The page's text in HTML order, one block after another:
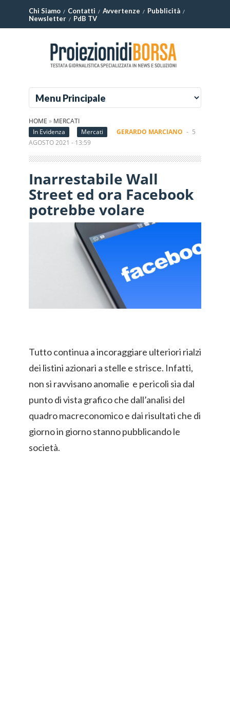
Chi Siamo Contatti Avvertenze
Pubblicità
Newsletter
PdB TV
HOME » MERCATI
In Evidenza
Mercati GERARDO MARCIANO - 5
AGOSTO 2021 - 13:59
Inarrestabile Wall
Street ed ora Facebook
potrebbe volare
Tutto continua a incoraggiare ulteriori rialzi
dei listini azionari a stelle e strisce. Infatti,
non si ravvisano anomalie e pericoli sia dal
punto di vista grafico che dall’analisi del
quadro macreconomico e dai risultati che di
giorno in giorno stanno pubblicando le
società.